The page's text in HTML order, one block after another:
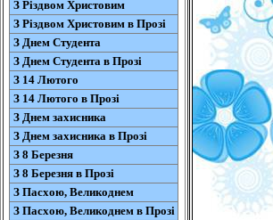
З Різдвом Христовим
З Різдвом Христовим в Прозі
З Днем Студента
З Днем Студента в Прозі
З 14 Лютого
З 14 Лютого в Прозі
З Днем захисника
З Днем захисника в Прозі
З 8 Березня
З 8 Березня в Прозі
З Пасхою, Великоднем
З Пасхою, Великоднем в Прозі